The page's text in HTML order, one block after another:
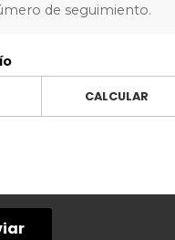
de seguimiento.
CALCULAR